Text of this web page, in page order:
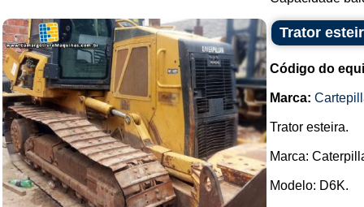
Trator
Código do
Marca:
Trator esteira.
Marca:
Modelo: D6K.